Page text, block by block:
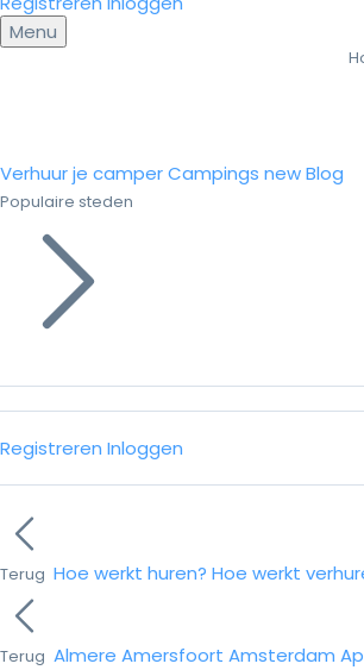
Menu
Verhuur je camperCampings newBlog
Populaire steden
Registreren Inloggen
Terug Hoe werkt huren? Hoe werkt
Terug Almere Amersfoort Amsterdam